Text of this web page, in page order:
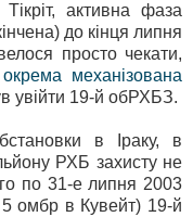
активна фаза
до кінця липня
просто чекати,
механізована
увійти 19-й обРХБЗ.
в Іраку, в
РХБ захисту не
по 31-е липня 2003
5 омбр в Кувейт) 19-й